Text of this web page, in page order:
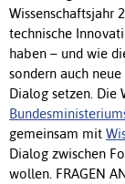
Wissenschaftsjahr
technische
haben – und wie
sondern auch
Dialog setzen. Die
gemeinsam mit
Dialog zwischen
wollen. FRAGEN